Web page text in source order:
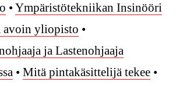
•Ympäristötekniikan Insinööri
yliopisto •
ja Lastenohjaaja
• Mitä pintakäsittelijä tekee •